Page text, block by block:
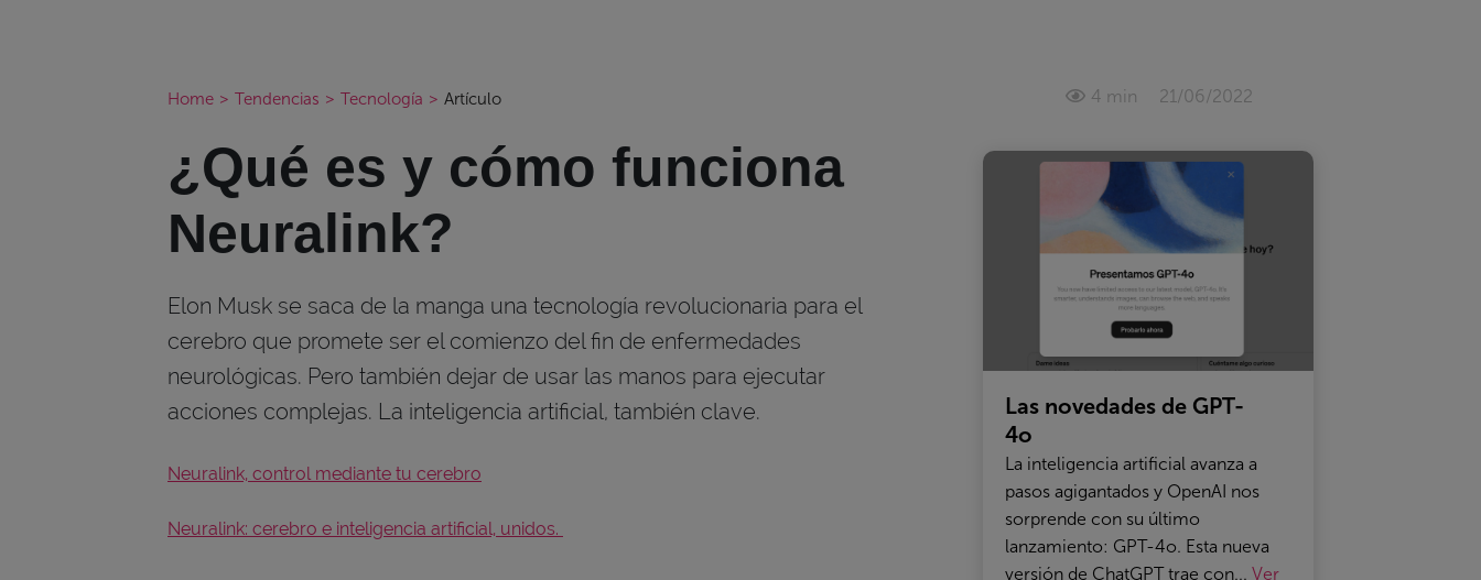
Home > Tendencias > Tecnología > Artículo
¿Qué es y cómo funciona
Neuralink?
Elon Musk se saca de la manga una tecnología revolucionaria para el
cerebro que promete ser el comienzo del fin de enfermedades
neurológicas. Pero también dejar de usar las manos para ejecutar
acciones complejas. La inteligencia artificial, también clave.
Neuralink, control mediante tu cerebro
Neuralink: cerebro e inteligencia artificial, unidos.
4 min 21/06/2022
Las novedades de GPT-
4o
La inteligencia artificial avanza a
pasos agigantados y OpenAI nos
sorprende con su último
lanzamiento: GPT-4o. Esta nueva
versión de ChatGPT trae con... Ver